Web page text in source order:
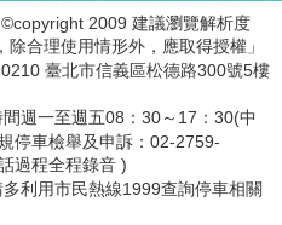
2009 建議瀏覽解析度
合理使用情形外，應取得授權」
臺北市信義區松德路300號5樓
週一至週五08：30～17：30(中
停車檢舉及申訴：02-2759-
過程全程錄音 )
利用市民熱線1999查詢停車相關